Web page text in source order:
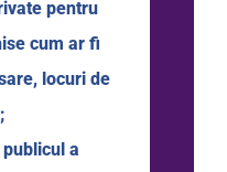
pentru
cum ar fi
locuri de
a